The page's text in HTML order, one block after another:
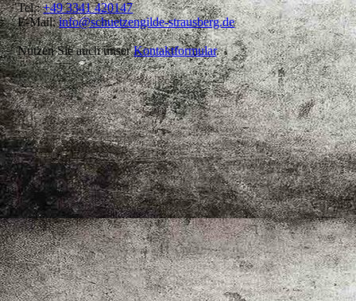
Tel.:+49 3341 420147
E-Mail:info@schuetzengilde-strausberg.de
Nutzen Sie auch unserKontaktformular.